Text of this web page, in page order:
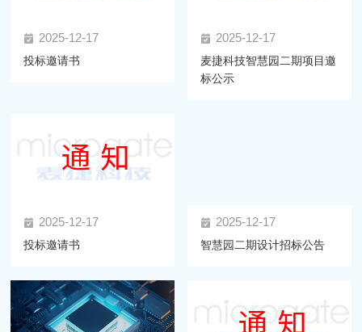
2025-12-17
投标邀请书
2025-12-17
麦捷科技智慧园二期项目邀
标公示
2025-12-17
投标邀请书
2025-12-17
智慧园二期设计招标公告